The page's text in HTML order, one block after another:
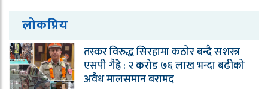
लोकप्रिय
तस्कर विरुद्ध सिरहामा कठोर बन्दै सशस्त्र
एसपी गैह्रे : २ करोड ७६ लाख भन्दा बढीको
अवैध मालसमान बरामद